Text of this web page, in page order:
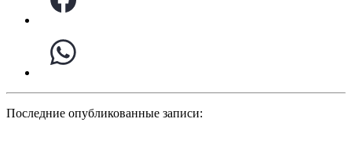
Последние опубликованные записи: